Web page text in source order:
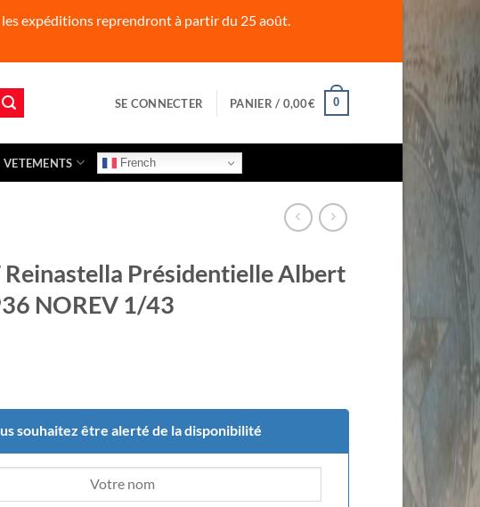
expéditions reprendront à partir du 25 août.
SE CONNECTER PANIER / 0,00€ 0
VETEMENTS French
Reinastella Présidentielle Albert
NOREV 1/43
souhaitez être alerté de la disponibilité